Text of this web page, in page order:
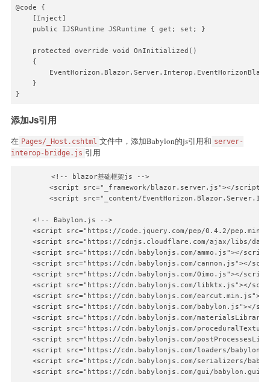
@code {
    [Inject]
    public IJSRuntime JSRuntime { get; set; }
    protected override void OnInitialized()
    {
    }
}
添加Js引用
在 Pages/_Host.cshtml 文件中，添加Babylon的js引用和 server-
interop-bridge.js 引用
        <!-- blazor基础框架js -->
        <script src="_framework/blazor.server.js"></script>
<script src="_content/
    <!-- Babylon.js -->
<script src="https://code.jquery.com/pep/0.4.2/
<script src="https://cdnjs.cloudflare.com/ajax/libs/
<script src="https://cdn.babylonjs.com/ammo.js"></
<script src="https://cdn.babylonjs.com/cannon.js"></
<script src="https://cdn.babylonjs.com/Oimo.js"></
<script src="https://cdn.babylonjs.com/libktx.js"></
<script src="https://cdn.babylonjs.com/
<script src="https://cdn.babylonjs.com/babylon.js"></
<script src="https://cdn.babylonjs.com/
<script src="https://cdn.babylonjs.com/
<script src="https://cdn.babylonjs.com/
<script src="https://cdn.babylonjs.com/loaders/
<script src="https://cdn.babylonjs.com/serializers/